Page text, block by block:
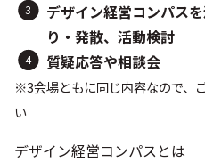
デザイン経営コンパス
り・発散、活動検討
質疑応答や相談会
※3会場ともに同じ内容なので、
い
デザイン経営コンパスとは